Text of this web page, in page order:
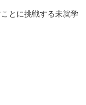
とに挑戦する未就学